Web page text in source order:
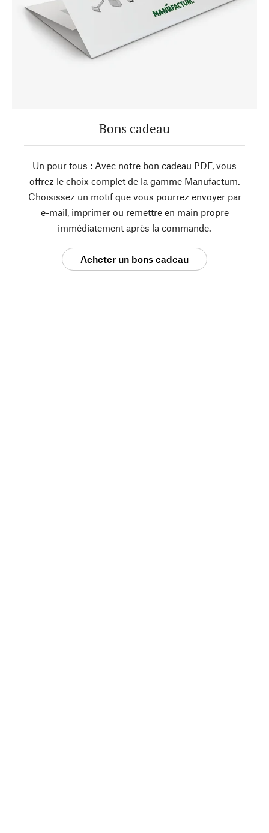
Bons cadeau
Un pour tous : Avec notre bon cadeau PDF, vous
offrez le choix complet de la gamme Manufactum.
Choisissez un motif que vous pourrez envoyer par
e-mail, imprimer ou remettre en main propre
immédiatement après la commande.
Acheter un bons cadeau